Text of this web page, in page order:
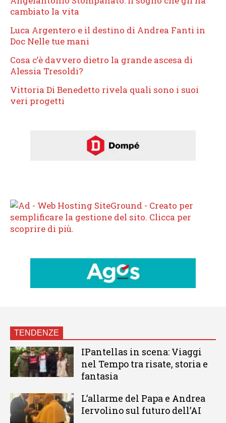
cambiato la vita
Luca Argentero e il destino di Andrea Fanti in
Doc Nelle tue mani
Cosa c’è davvero dietro la grande ascesa di
Alessia Tresoldi?
Vittoria Di Benedetto rivela quali sono i suoi
veri progetti
TENDENZE
IPantellas in scena: Viaggi
nel Tempo tra risate, storia e
fantasia
L’allarme del Papa e Andrea
Iervolino sul futuro dell’AI